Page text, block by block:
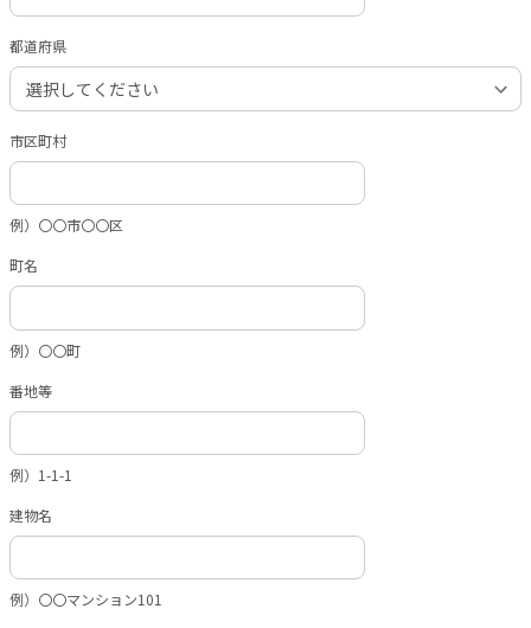
都道府県
市区町村
例）〇〇市〇〇区
町名
例）〇〇町
番地等
例）1-1-1
建物名
例）〇〇マンション101